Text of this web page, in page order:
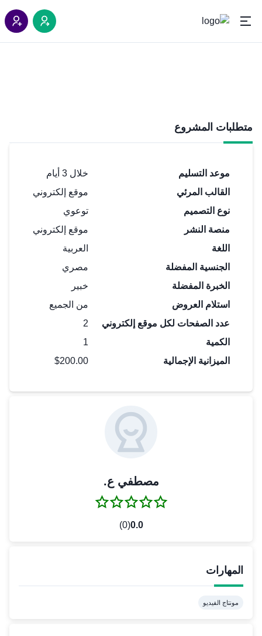
متطلبات المشروع
موعد التسليم
القالب المرئي
نوع التصميم
منصة النشر
اللغة
الجنسية المفضلة
الخبرة المفضلة
استلام العروض
عدد الصفحات لكل موقع إلكتروني
الكمية
الميزانية الإجمالية
خلال 3 أيام
موقع إلكتروني
توعوي
موقع إلكتروني
العربية
مصري
خبير
من الجميع
2
1
$200.00
مصطفي ع.
0.0
(0)
المهارات
مونتاج الفيديو